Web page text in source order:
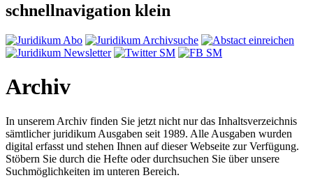
schnellnavigation klein
Archiv
In unserem Archiv finden Sie jetzt nicht nur das Inhaltsverzeichnis
sämtlicher juridikum Ausgaben seit 1989. Alle Ausgaben wurden
digital erfasst und stehen Ihnen auf dieser Webseite zur Verfügung.
Stöbern Sie durch die Hefte oder durchsuchen Sie über unsere
Suchmöglichkeiten im unteren Bereich.